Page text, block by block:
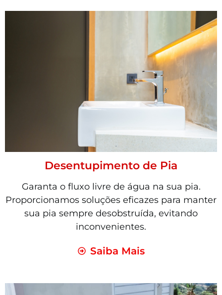
Desentupimento de Pia
Garanta o fluxo livre de água na sua pia.
Proporcionamos soluções eficazes para manter
sua pia sempre desobstruída, evitando
inconvenientes.
Saiba Mais